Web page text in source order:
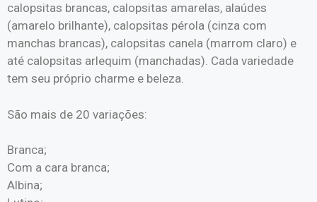
calopsitas brancas, calopsitas amarelas, alaúdes
(amarelo brilhante), calopsitas pérola (cinza com
manchas brancas), calopsitas canela (marrom claro) e
até calopsitas arlequim (manchadas). Cada variedade
tem seu próprio charme e beleza.
São mais de 20 variações:
Branca;
Com a cara branca;
Albina;